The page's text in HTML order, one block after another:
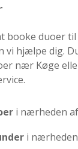
booke duoer
vi hjælpe dig.
nær Køge
i nærheden
i